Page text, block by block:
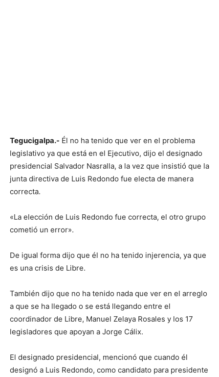
Tegucigalpa.- Él no ha tenido que ver en el problema
legislativo ya que está en el Ejecutivo, dijo el designado
presidencial Salvador Nasralla, a la vez que insistió que la
junta directiva de Luis Redondo fue electa de manera
correcta.
«La elección de Luis Redondo fue correcta, el otro grupo
cometió un error».
De igual forma dijo que él no ha tenido injerencia, ya que
es una crisis de Libre.
También dijo que no ha tenido nada que ver en el arreglo
a que se ha llegado o se está llegando entre el
coordinador de Libre, Manuel Zelaya Rosales y los 17
legisladores que apoyan a Jorge Cálix.
El designado presidencial, mencionó que cuando él
designó a Luis Redondo, como candidato para presidente